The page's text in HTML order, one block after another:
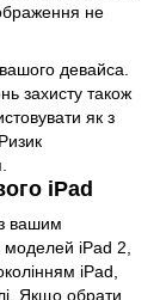
не
девайса.
захисту також
як з
iPad
з вашим
моделей iPad 2,
iPad,
Якщо обрати